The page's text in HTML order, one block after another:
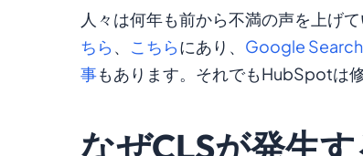
人々は何年も前から不満の声を上げ
ちら 、 こちらにあり、 Google
事もあります。それでもHubSpotは修
なぜCLSが発生